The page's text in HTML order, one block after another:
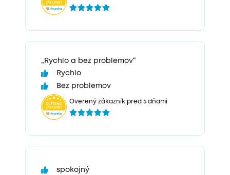
„Rychlo a bez problemov“
Rychlo
Bez problemov
Overený zákazník pred 5 dňami
spokojný